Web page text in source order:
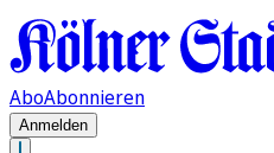
AboAbonnieren
Anmelden